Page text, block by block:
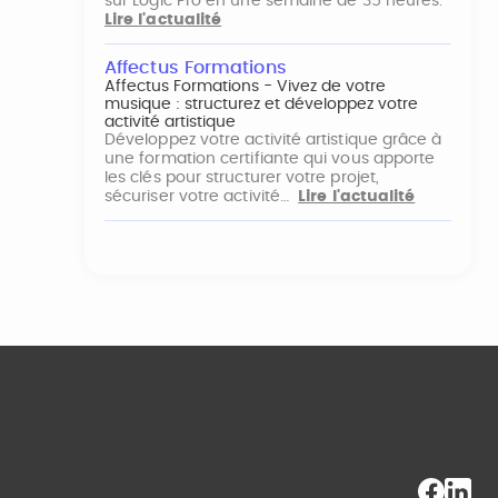
Lire l'actualité
Affectus Formations
Affectus Formations - Vivez de votre
musique : structurez et développez votre
activité artistique
Développez votre activité artistique grâce à
une formation certifiante qui vous apporte
les clés pour structurer votre projet,
sécuriser votre activité…
Lire l'actualité